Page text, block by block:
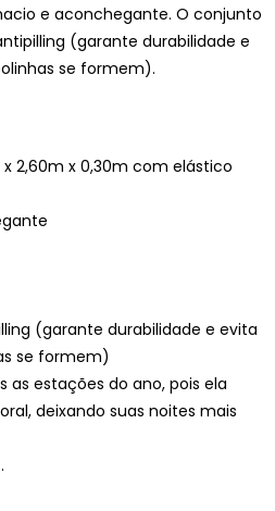
e aconchegante. O conjunto
(garante durabilidade e
se formem).
x 2,60m x 0,30m com elástico
(garante durabilidade e evita
se formem)
as estações do ano, pois ela
deixando suas noites mais
.